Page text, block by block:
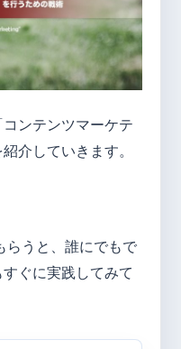
ンテンツマーケテ
介していきます。
らうと、誰にでもで
ぐに実践してみて